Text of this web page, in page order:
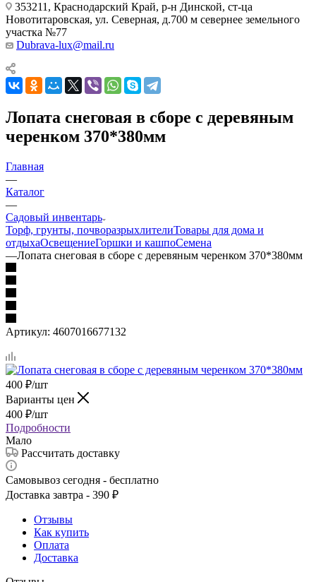
353211, Краснодарский Край, р-н Динской, ст-ца
Новотитаровская, ул. Северная, д.700 м севернее земельного
участка №77
Dubrava-lux@mail.ru
Лопата снеговая в сборе с деревяным
черенком 370*380мм
Главная
—
Каталог
—
Садовый инвентарь
Торф, грунты, почворазрыхлителиТовары для дома и
отдыхаОсвещениеГоршки и кашпоСемена
—Лопата снеговая в сборе с деревяным черенком 370*380мм
Артикул: 4607016677132
400 ₽/шт
Варианты цен
400 ₽/шт
Подробности
Мало
Рассчитать доставку
Самовывоз сегодня - бесплатно
Доставка завтра - 390 ₽
Отзывы
Как купить
Оплата
Доставка